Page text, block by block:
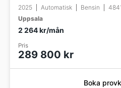
2025 Automatisk Bensin
Uppsala
2 264 kr/mån
Pris
289 800 kr
Boka